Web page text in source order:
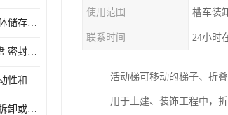
内浮盘 适用于多种液体储存和运输 能够降低运输成本和维护成本
呼和浩特全接液内浮盘 密封性能好 有效保护液体质量
护栏安全折叠梯 可移动性和安全性较高 占用空间小
护栏安全折叠梯 无需拆卸或重新安装 占用空间小
使用范围 槽车装
联系时间 24小时
活动梯可移动的梯子、折
用于土建、装饰工程中，